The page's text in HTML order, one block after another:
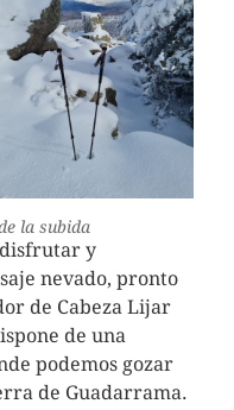
la subida
disfrutar y
nevado, pronto
de Cabeza Lijar
de una
podemos gozar
de Guadarrama.